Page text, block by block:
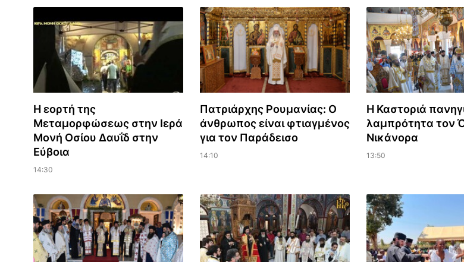
Η εορτή της
Μεταμορφώσεως στην Ιερά
Μονή Οσίου Δαυΐδ στην
Εύβοια
14:30
Πατριάρχης Ρουμανίας: Ο
άνθρωπος είναι φτιαγμένος
για τον Παράδεισο
14:10
Η Καστοριά
λαμπρότητα τον
Νικάνορα
13:50